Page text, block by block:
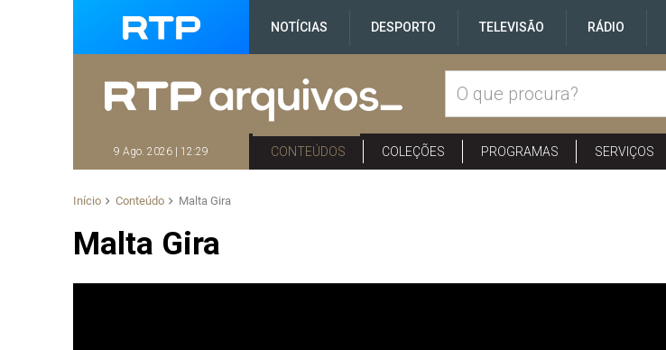
NOTÍCIAS DESPORTO TELEVISÃO RÁDIO
9 Ago. 2026 | 12:29 CONTEÚDOS COLEÇÕES PROGRAMAS SERVIÇOS
Início Conteúdo Malta Gira
Malta Gira